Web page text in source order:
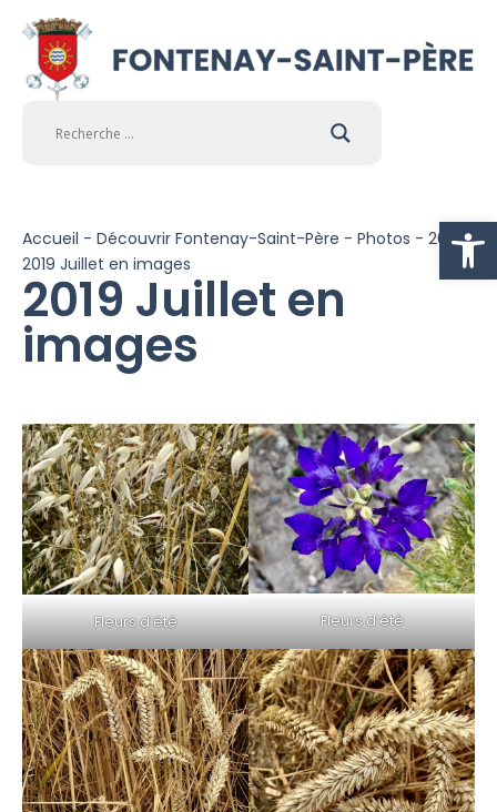
Ouvrir
Accueil - Découvrir Fontenay-Saint-Père - Photos - 2019-
2019 Juillet en images
2019 Juillet en
images
Fleurs d’été Fleurs d’été